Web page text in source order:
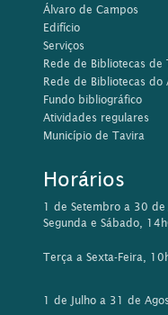
Álvaro de Campos
Edifício
Serviços
Rede de Bibliotecas de
Rede de Bibliotecas do
Fundo bibliográfico
Atividades regulares
Município de Tavira
Horários
1 de Setembro a 30 de
Segunda e Sábado,
Terça a Sexta-Feira,
1 de Julho a 31 de